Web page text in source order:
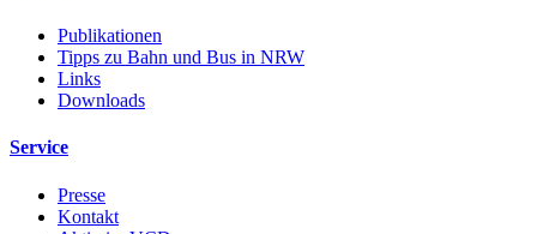
Publikationen
Tipps zu Bahn und Bus in NRW
Links
Downloads
Service
Presse
Kontakt